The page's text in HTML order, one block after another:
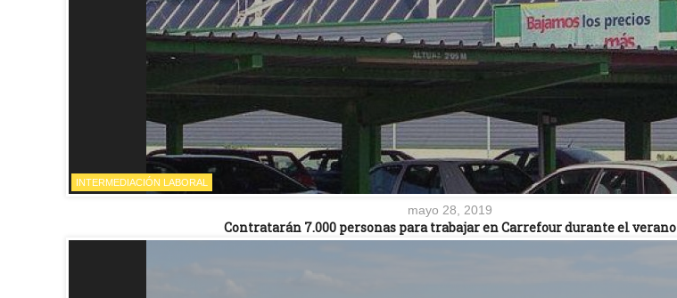
INTERMEDIACIÓN LABORAL
mayo 28, 2019
Contratarán 7.000 personas para trabajar en Carrefour durante el verano